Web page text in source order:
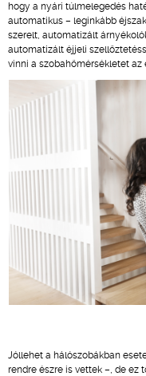
hogy a nyári túlmelegedés
automatikus – leginkább
szerelt, automatizált
automatizált éjjeli
vinni a szobahőmérsékletet az
Jóllehet a hálószobákban
rendre észre is vettek –, de ez